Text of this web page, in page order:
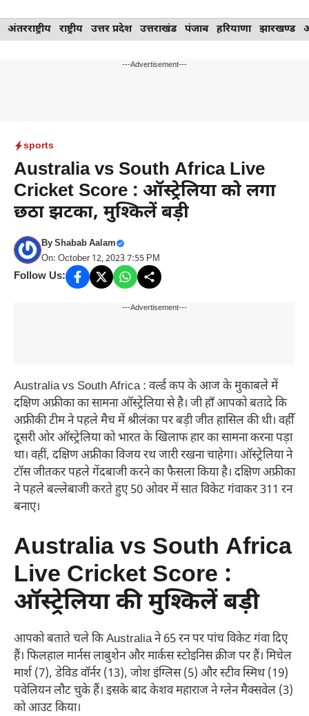
Skip
to
अंतरराष्ट्रीय राष्ट्रीय उत्तर प्रदेश उत्तराखंड पंजाब हरियाणा झारखण्ड
---Advertisement---
sports
Australia vs South Africa Live
Cricket Score : ऑस्ट्रेलिया को लगा
छठा झटका, मुश्किलें बड़ी
ByShabab Aalam
On: October 12, 2023 7:55 PM
Follow Us:
---Advertisement---
Australia vs South Africa : वर्ल्ड कप के आज के मुकाबले में
दक्षिण अफ्रीका का सामना ऑस्ट्रेलिया से है। जी हाँ आपको बतादे कि
अफ्रीकी टीम ने पहले मैच में श्रीलंका पर बड़ी जीत हासिल की थी। वहीँ
दूसरी ओर ऑस्ट्रेलिया को भारत के खिलाफ हार का सामना करना पड़ा
था। वहीं, दक्षिण अफ्रीका विजय रथ जारी रखना चाहेगा। ऑस्ट्रेलिया ने
टॉस जीतकर पहले गेंदबाजी करने का फैसला किया है। दक्षिण अफ्रीका
ने पहले बल्लेबाजी करते हुए 50 ओवर में सात विकेट गंवाकर 311 रन
बनाए।
Australia vs South Africa
Live Cricket Score :
ऑस्ट्रेलिया की मुश्किलें बड़ी
आपको बताते चले कि Australia ने 65 रन पर पांच विकेट गंवा दिए
हैं। फिलहाल मार्नस लाबुशेन और मार्कस स्टोइनिस क्रीज पर हैं। मिचेल
मार्श (7), डेविड वॉर्नर (13), जोश इंग्लिस (5) और स्टीव स्मिथ (19)
पवेलियन लौट चुके हैं। इसके बाद केशव महाराज ने ग्लेन मैक्सवेल (3)
को आउट किया।